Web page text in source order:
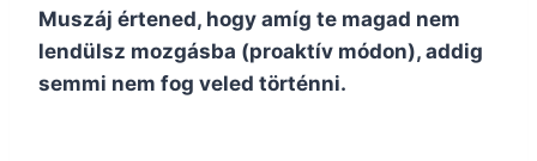
Muszáj értened, hogy amíg te magad nem
lendülsz mozgásba (proaktív módon), addig
semmi nem fog veled történni.